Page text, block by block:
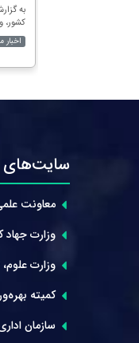
به
کشور،
سایت‌های
معاونت
وزارت جهاد
وزارت
کمیته
سازمان